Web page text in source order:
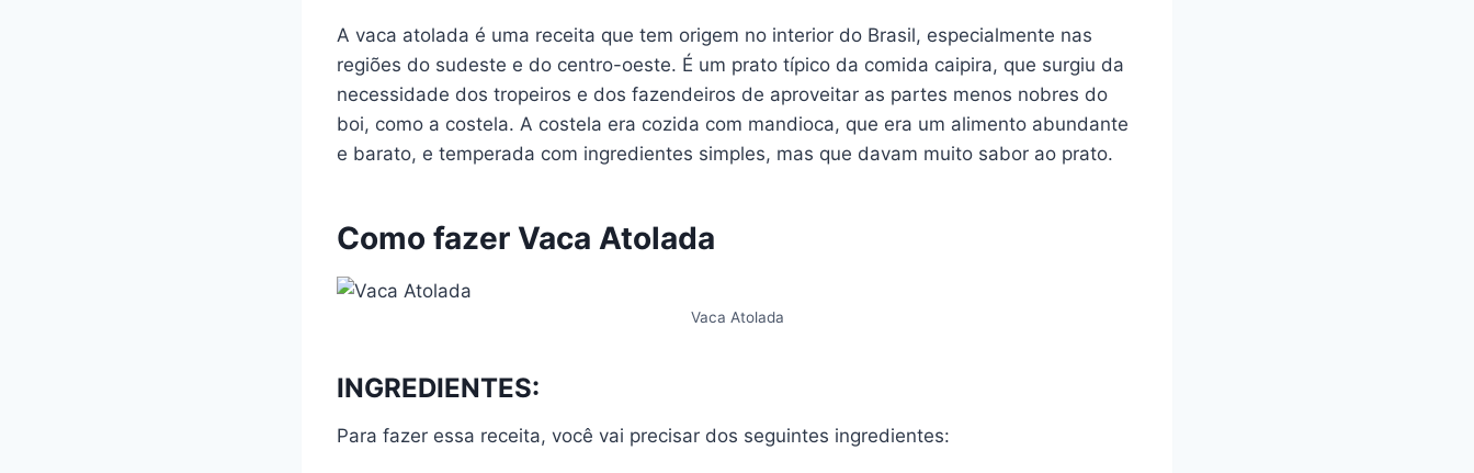
A vaca atolada é uma receita que tem origem no interior do Brasil, especialmente nas
regiões do sudeste e do centro-oeste. É um prato típico da comida caipira, que surgiu da
necessidade dos tropeiros e dos fazendeiros de aproveitar as partes menos nobres do
boi, como a costela. A costela era cozida com mandioca, que era um alimento abundante
e barato, e temperada com ingredientes simples, mas que davam muito sabor ao prato.
Como fazer Vaca Atolada
Vaca Atolada
INGREDIENTES:
Para fazer essa receita, você vai precisar dos seguintes ingredientes: